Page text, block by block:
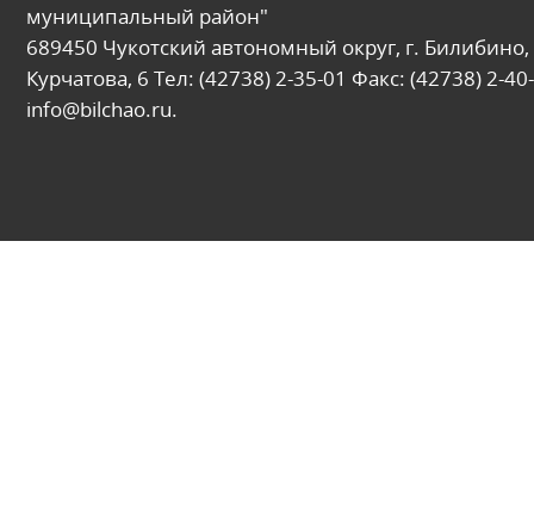
муниципальный район"
689450 Чукотский автономный округ, г. Билибино,
Курчатова, 6 Тел: (42738) 2-35-01 Факс: (42738) 2-
info@bilchao.ru.